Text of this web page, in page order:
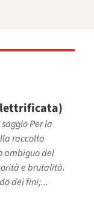
Per la
raccolta
ambiguo del
e brutalità.
dei fini;...